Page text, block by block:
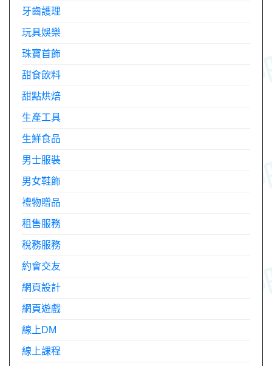
牙齒護理
玩具娛樂
珠寶首飾
甜食飲料
甜點烘焙
生產工具
生鮮食品
男士服裝
男女鞋飾
禮物贈品
租售服務
稅務服務
約會交友
網頁設計
網頁遊戲
線上DM
線上課程